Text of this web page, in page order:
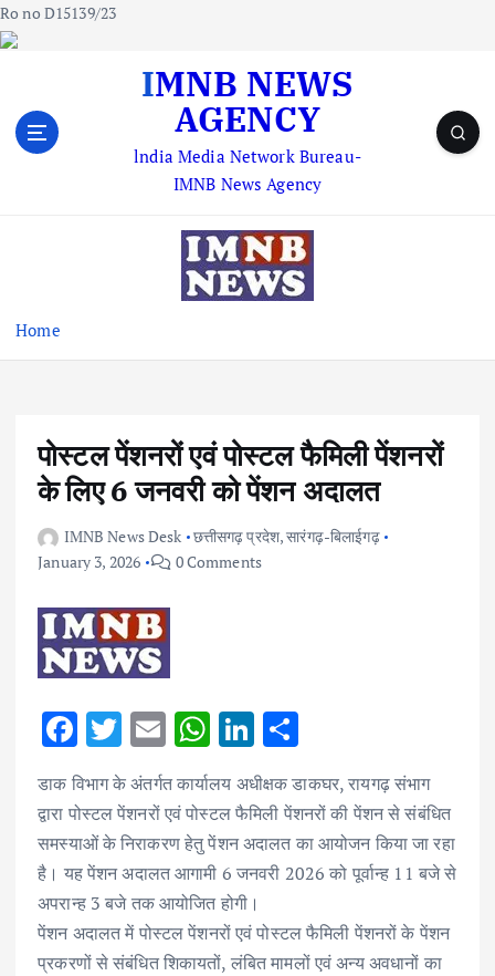
Ro no D15139/23
IMNB NEWS
AGENCY
lndia Media Network Bureau-
IMNB News Agency
Home
पोस्टल पेंशनरों एवं पोस्टल फैमिली पेंशनरों
के लिए 6 जनवरी को पेंशन अदालत
IMNB News Desk छत्तीसगढ़ प्रदेश,सारंगढ़-बिलाईगढ़
January 3, 2026
0 Comments
F
ac
e
b
o
o
k
T
w
it
te
r
E
ai
l
W
at
s
A
p
p
Li
n
k
e
dI
n
ar
e
डाक विभाग के अंतर्गत कार्यालय अधीक्षक डाकघर, रायगढ़ संभाग
द्वारा पोस्टल पेंशनरों एवं पोस्टल फैमिली पेंशनरों की पेंशन से संबंधित
समस्याओं के निराकरण हेतु पेंशन अदालत का आयोजन किया जा रहा
है। यह पेंशन अदालत आगामी 6 जनवरी 2026 को पूर्वान्ह 11 बजे से
अपरान्ह 3 बजे तक आयोजित होगी।
पेंशन अदालत में पोस्टल पेंशनरों एवं पोस्टल फैमिली पेंशनरों के पेंशन
प्रकरणों से संबंधित शिकायतों, लंबित मामलों एवं अन्य अवधानों का